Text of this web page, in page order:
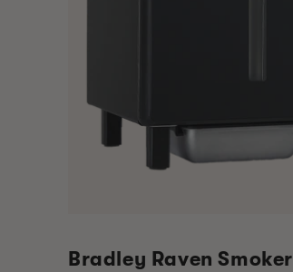
Bradley Raven Smoker